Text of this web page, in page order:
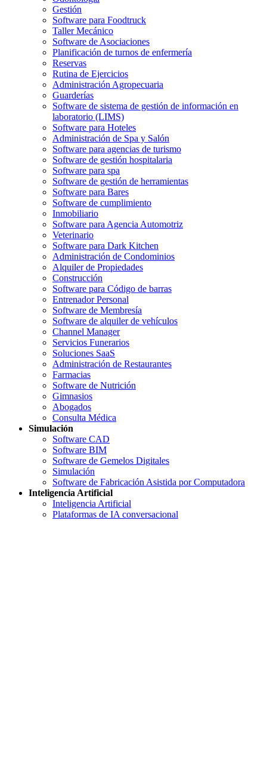
Gestión
Software para Foodtruck
Taller Mecánico
Software de Asociaciones
Planificación de turnos de enfermería
Reservas
Rutina de Ejercicios
Administración Agropecuaria
Guarderías
Software de sistema de gestión de información en
laboratorio (LIMS)
Software para Hoteles
Administración de Spa y Salón
Software para agencias de turismo
Software de gestión hospitalaria
Software para spa
Software de gestión de herramientas
Software para Bares
Software de cumplimiento
Inmobiliario
Software para Agencia Automotriz
Veterinario
Software para Dark Kitchen
Administración de Condominios
Alquiler de Propiedades
Construcción
Software para Código de barras
Entrenador Personal
Software de Membresía
Software de alquiler de vehículos
Channel Manager
Servicios Funerarios
Soluciones SaaS
Administración de Restaurantes
Farmacias
Software de Nutrición
Gimnasios
Abogados
Consulta Médica
Simulación
Software CAD
Software BIM
Software de Gemelos Digitales
Simulación
Software de Fabricación Asistida por Computadora
Inteligencia Artificial
Inteligencia Artificial
Plataformas de IA conversacional